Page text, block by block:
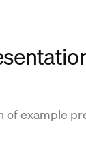
of example